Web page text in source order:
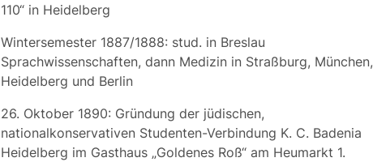
110“ in Heidelberg
Wintersemester 1887/1888: stud. in Breslau
Sprachwissenschaften, dann Medizin in Straßburg, München,
Heidelberg und Berlin
26. Oktober 1890: Gründung der jüdischen,
nationalkonservativen Studenten-Verbindung K. C. Badenia
Heidelberg im Gasthaus „Goldenes Roß“ am Heumarkt 1.